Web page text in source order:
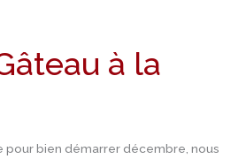
à la
pour bien démarrer décembre, nous